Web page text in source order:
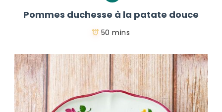
Pommes duchesse à la patate douce
50 mins